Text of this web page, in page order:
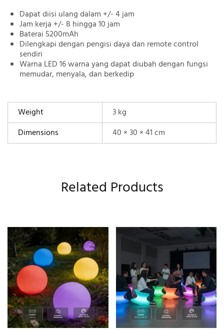
Dapat diisi ulang dalam +/- 4 jam
Jam kerja +/- 8 hingga 10 jam
Baterai 5200mAh
Dilengkapi dengan pengisi daya dan remote control
sendiri
Warna LED 16 warna yang dapat diubah dengan fungsi
memudar, menyala, dan berkedip
Weight
3 kg
Dimensions
40 × 30 × 41 cm
Related Products